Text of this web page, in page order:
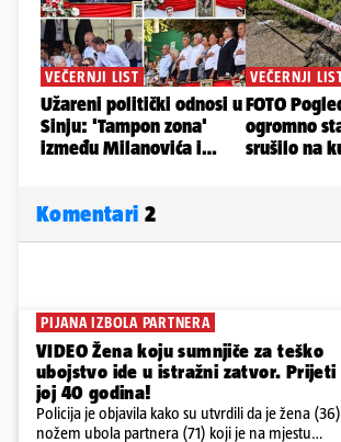
Komentari 2
PIJANA IZBOLA PARTNERA
VIDEO Žena koju sumnjiče za teško
ubojstvo ide u istražni zatvor. Prijeti
joj 40 godina!
Policija je objavila kako su utvrdili da je žena (36)
nožem ubola partnera (71) koji je na mjestu